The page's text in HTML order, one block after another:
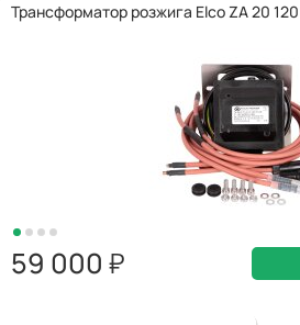
Трансформатор розжига Elco ZA 20 120
59 000